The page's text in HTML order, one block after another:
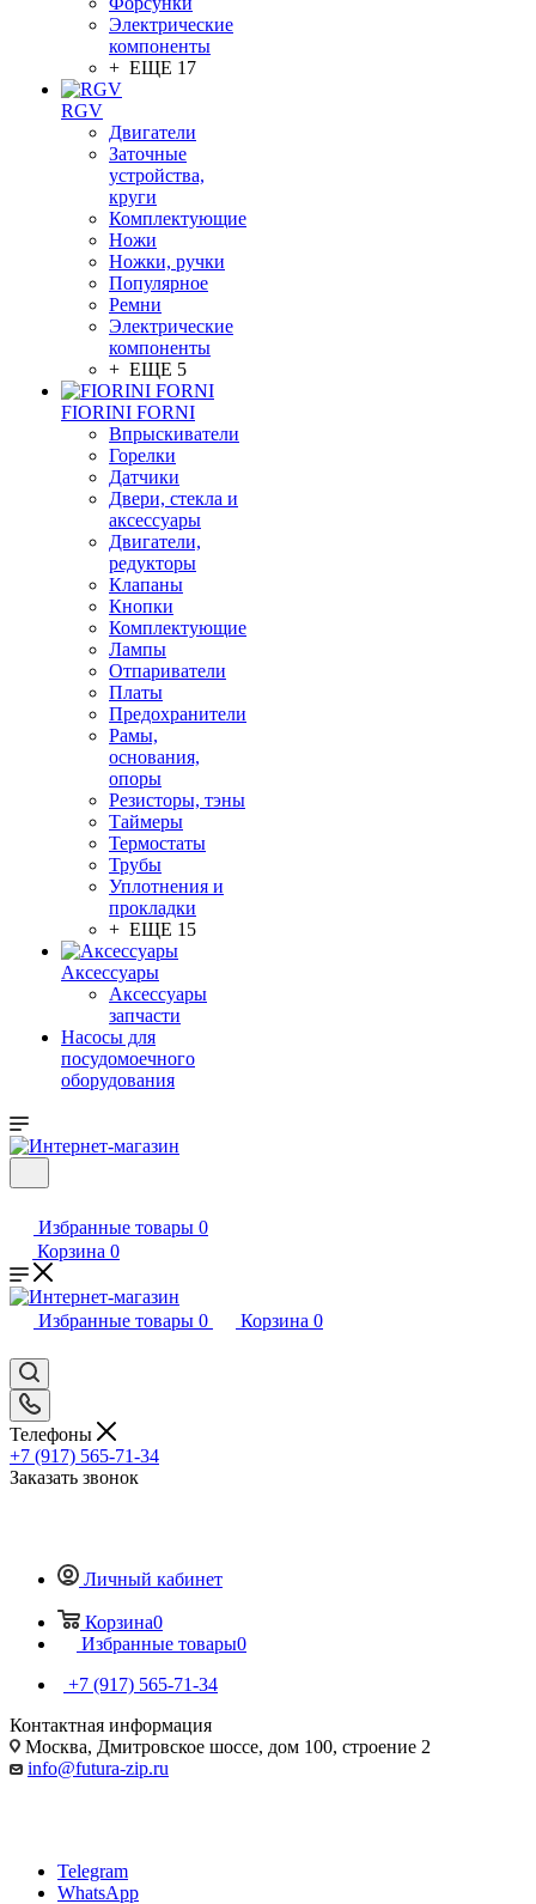
Электрические
компоненты
+ ЕЩЕ 17
RGV
Двигатели
Заточные
устройства,
круги
Комплектующие
Ножи
Ножки, ручки
Популярное
Ремни
Электрические
компоненты
+ ЕЩЕ 5
FIORINI FORNI
Впрыскиватели
Горелки
Датчики
Двери, стекла и
аксессуары
Двигатели,
редукторы
Клапаны
Кнопки
Комплектующие
Лампы
Отпариватели
Платы
Предохранители
Рамы,
основания,
опоры
Резисторы, тэны
Таймеры
Термостаты
Трубы
Уплотнения и
прокладки
+ ЕЩЕ 15
Аксессуары
Аксессуары
запчасти
Насосы для
посудомоечного
оборудования
Избранные товары 0
Корзина 0
Избранные товары 0 Корзина 0
Телефоны
+7 (917) 565-71-34
Заказать звонок
Личный кабинет
Корзина0
Избранные товары0
+7 (917) 565-71-34
Контактная информация
Москва, Дмитровское шоссе, дом 100, строение 2
info@futura-zip.ru
Telegram
WhatsApp